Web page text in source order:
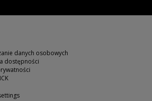
danych osobowych
dostępności